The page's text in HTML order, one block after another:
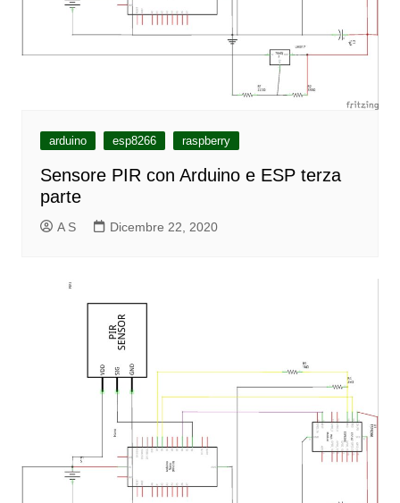
arduino esp8266 raspberry
Sensore PIR con Arduino e ESP terza
parte
A S Dicembre 22, 2020